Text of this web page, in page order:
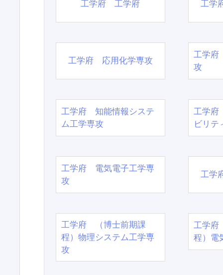
工学府 工学府 工学
工学府 応用化学専攻
工学府
攻
工学府 知能情報システ
ム工学専攻
工学府
ビリテ
工学府 電気電子工学専
攻
工学
工学府 （博士前期課
程）物理システム工学専
攻
工学
程）電